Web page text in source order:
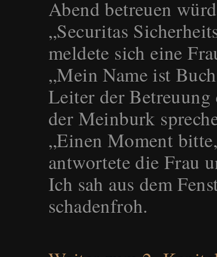
Abend betreuen
„Securitas
meldete sich eine
„Mein Name ist
Leiter der
der Meinburk
„Einen Moment
antwortete die Frau
Ich sah aus dem
schadenfroh.